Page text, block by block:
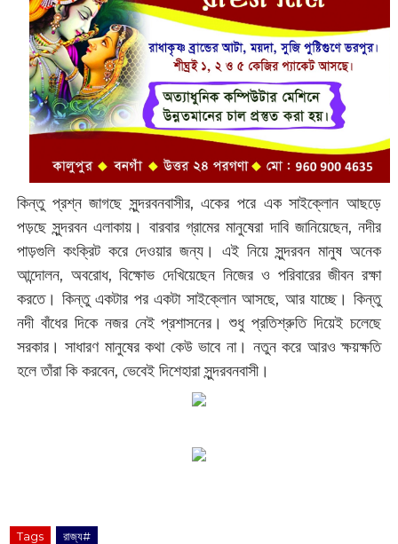
কিন্তু প্রশ্ন জাগছে সুন্দরবনবাসীর, একের পরে এক সাইক্লোন আছড়ে
পড়ছে সুন্দরবন এলাকায়। বারবার গ্রামের মানুষেরা দাবি জানিয়েছেন, নদীর
পাড়গুলি কংক্রিট করে দেওয়ার জন্য। এই নিয়ে সুন্দরবন মানুষ অনেক
আন্দোলন, অবরোধ, বিক্ষোভ দেখিয়েছেন নিজের ও পরিবারের জীবন রক্ষা
করতে। কিন্তু একটার পর একটা সাইক্লোন আসছে, আর যাচ্ছে। কিন্তু
নদী বাঁধের দিকে নজর নেই প্রশাসনের। শুধু প্রতিশ্রুতি দিয়েই চলেছে
সরকার। সাধারণ মানুষের কথা কেউ ভাবে না। নতুন করে আরও ক্ষয়ক্ষতি
হলে তাঁরা কি করবেন, ভেবেই দিশেহারা সুন্দরবনবাসী।
Tags রাজ্য#